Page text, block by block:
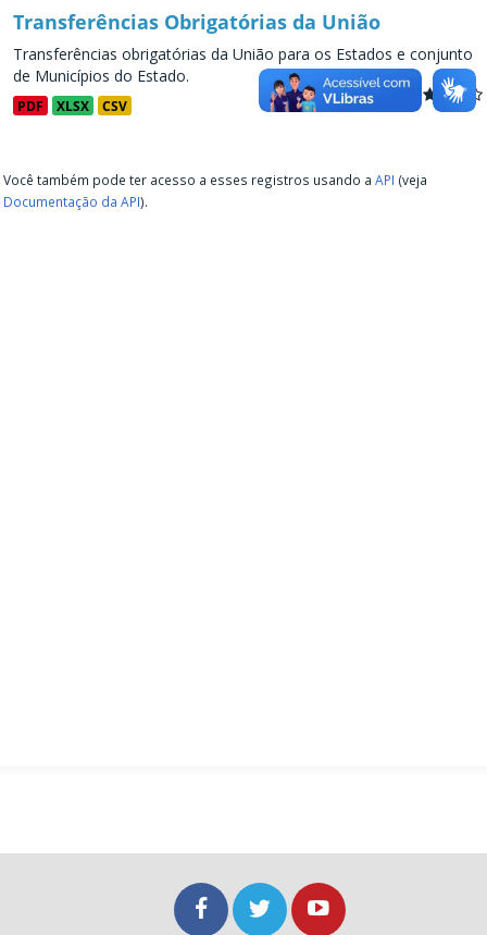
Transferências Obrigatórias da União
Transferências obrigatórias da União para os Estados e conjunto
de Municípios do Estado.
PDF XLSX CSV
Você também pode ter acesso a esses registros usando a API (veja
Documentação da API).